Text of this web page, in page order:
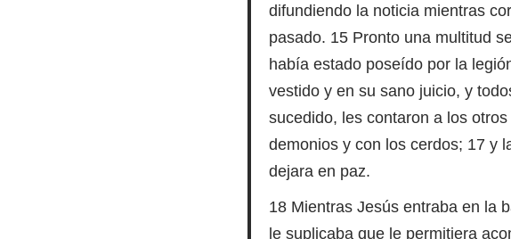
difundiendo la noticia mientras
pasado. 15 Pronto una multitud
había estado poseído por la
vestido y en su sano juicio, y
sucedido, les contaron a los
demonios y con los cerdos; 17 y
dejara en paz.
18 Mientras Jesús entraba en la
le suplicaba que le permitiera